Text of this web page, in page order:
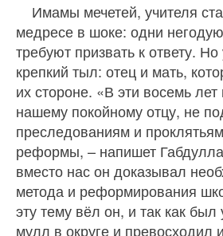
Имамы мечетей, учителя
медресе в шоке: одни
требуют призвать к ответу. Но
крепкий тыл: отец и мать,
их стороне. «В эти восемь
нашему покойному отцу, не
преследованиям и
реформы, – напишет
вместо нас он доказывал
метода и реформирования
эту тему вёл он, и так как был
мулл в округе и превосходил